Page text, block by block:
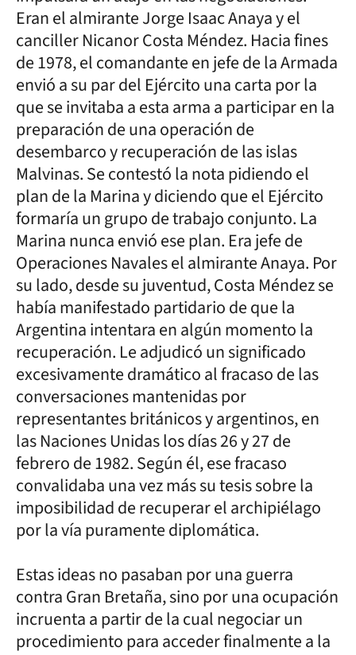
Eran el almirante Jorge Isaac Anaya y el
canciller Nicanor Costa Méndez. Hacia fines
de 1978, el comandante en jefe de la Armada
envió a su par del Ejército una carta por la
que se invitaba a esta arma a participar en la
preparación de una operación de
desembarco y recuperación de las islas
Malvinas. Se contestó la nota pidiendo el
plan de la Marina y diciendo que el Ejército
formaría un grupo de trabajo conjunto. La
Marina nunca envió ese plan. Era jefe de
Operaciones Navales el almirante Anaya. Por
su lado, desde su juventud, Costa Méndez se
había manifestado partidario de que la
Argentina intentara en algún momento la
recuperación. Le adjudicó un significado
excesivamente dramático al fracaso de las
conversaciones mantenidas por
representantes británicos y argentinos, en
las Naciones Unidas los días 26 y 27 de
febrero de 1982. Según él, ese fracaso
convalidaba una vez más su tesis sobre la
imposibilidad de recuperar el archipiélago
por la vía puramente diplomática.
Estas ideas no pasaban por una guerra
contra Gran Bretaña, sino por una ocupación
incruenta a partir de la cual negociar un
procedimiento para acceder finalmente a la